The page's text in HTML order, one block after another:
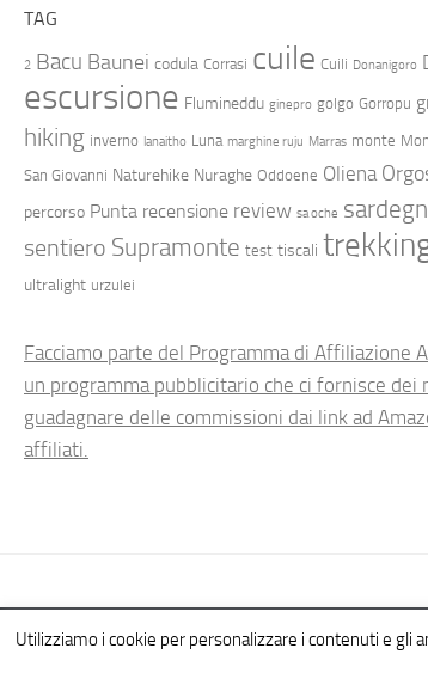
TAG
2 Bacu Baunei codula Corrasi cuile Cuili Donanigoro
escursione Flumineddu ginepro golgo Gorropu
hiking inverno lanaitho Luna marghine ruju Marras monte
San Giovanni Naturehike Nuraghe Oddoene Oliena
percorso Punta recensione review sa oche
sentiero Supramonte test tiscali
ultralight urzulei
Facciamo parte del Programma di Affiliazione
un programma pubblicitario che ci fornisce dei
guadagnare delle commissioni dai link ad
affiliati.
Utilizziamo i cookie per personalizzare i contenuti e gli